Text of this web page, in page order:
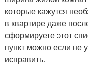
которые кажутся
в квартире даже
сформируете этот
пункт можно если не
исправить.